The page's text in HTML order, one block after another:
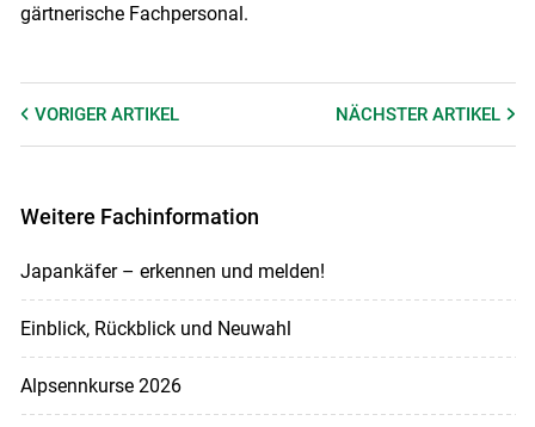
gärtnerische Fachpersonal.
VORIGER ARTIKEL NÄCHSTERARTIKEL
Weitere Fachinformation
Japankäfer – erkennen und melden!
Einblick, Rückblick und Neuwahl
Alpsennkurse 2026